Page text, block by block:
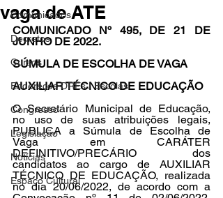
Comunicados
Decretos
Cursos
Endereços DREs / Escolas
Congresso
Legislação
Notícias
Espaço Cultural
vaga de ATE
COMUNICADO Nº 495, DE 21 DE
JUNHO DE 2022.
SÚMULA DE ESCOLHA DE VAGA
AUXILIAR TÉCNICO DE EDUCAÇÃO
O Secretário Municipal de Educação,
no uso de suas atribuições legais,
PUBLICA a Súmula de Escolha de
Vaga em CARÁTER
DEFINITIVO/PRECÁRIO dos
candidatos ao cargo de AUXILIAR
TÉCNICO DE EDUCAÇÃO, realizada
no dia 20/06/2022, de acordo com a